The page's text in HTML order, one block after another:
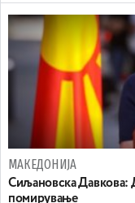
МАКЕДОНИЈА
Сиљановска Давкова:
помирување